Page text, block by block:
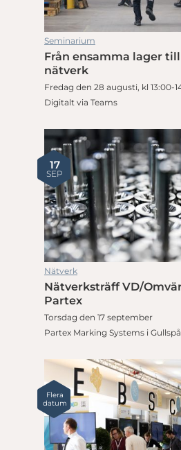
Seminarium
Från ensamma lager
nätverk
Fredag den 28 augusti, kl 13:00-
Digitalt via Teams
17
SEP
Nätverk
Nätverksträff VD/
Partex
Torsdag den 17 september
Partex Marking Systems i
Flera
datum